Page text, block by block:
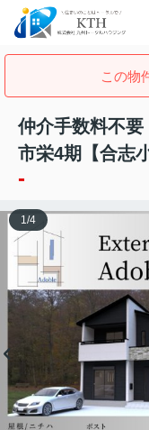
この物
仲介手数料不
市栄4期【合志
-
1/4